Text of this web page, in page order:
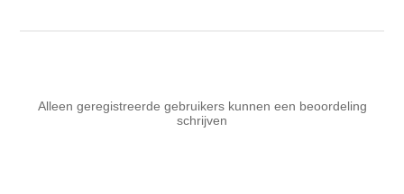
Alleen geregistreerde gebruikers kunnen een beoordeling
schrijven